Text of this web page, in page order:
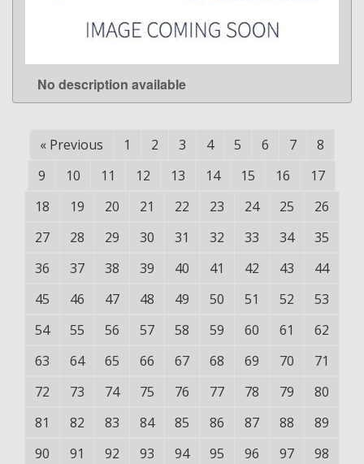
LEARN MORE
No description available
« Previous 1 2 3 4 5 6 7
8
9
10 11 12 13 14 15 16
17
18
19 20 21 22 23 24 25
26
27
28 29 30 31 32 33 34
35
36
37 38 39 40 41 42 43
44
45
46 47 48 49 50 51 52
53
54
55 56 57 58 59 60 61
62
63
64 65 66 67 68 69 70
71
72
73 74 75 76 77 78 79
80
81
82 83 84 85 86 87 88
89
90
91 92 93 94 95 96 97
98